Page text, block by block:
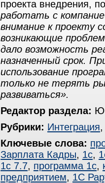
проекта внедрения,
работать с
внимание к проекту
возникающие
дало возможность
назначенный срок.
использование
только не терять
развиваться».
Редактор раздела:
Рубрики: Интеграция
Ключевые слова:
Зарплата Кадры, 1с,
1с 7.7, программа 1с,
предприятием, 1С